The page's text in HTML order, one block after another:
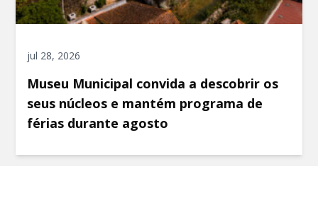
jul 28, 2026
Museu Municipal convida a descobrir os
seus núcleos e mantém programa de
férias durante agosto